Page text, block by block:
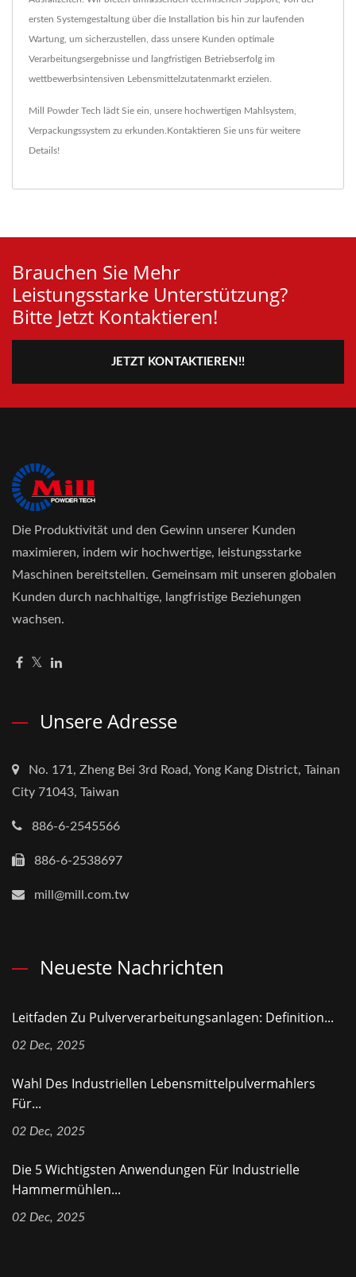
ersten Systemgestaltung über die Installation bis hin zur laufenden
Wartung, um sicherzustellen, dass unsere Kunden optimale
Verarbeitungsergebnisse und langfristigen Betriebserfolg im
wettbewerbsintensiven Lebensmittelzutatenmarkt erzielen.
Mill Powder Tech lädt Sie ein, unsere hochwertigen Mahlsystem
Verpackungssystem zu erkunden. Kontaktieren Sie uns für weitere
Details!
Brauchen Sie Mehr
Leistungsstarke Unterstützung?
Bitte Jetzt Kontaktieren!
JETZT KONTAKTIEREN!!
Die Produktivität und den Gewinn unserer Kunden
maximieren, indem wir hochwertige, leistungsstarke
Maschinen bereitstellen. Gemeinsam mit unseren globalen
Kunden durch nachhaltige, langfristige Beziehungen
wachsen.
Unsere Adresse
No. 171, Zheng Bei 3rd Road, Yong Kang District, Tainan
City 71043, Taiwan
886-6-2545566
886-6-2538697
mill@mill.com.tw
Neueste Nachrichten
Leitfaden Zu Pulververarbeitungsanlagen: Definition...
02 Dec, 2025
Wahl Des Industriellen Lebensmittelpulvermahlers
Für...
02 Dec, 2025
Die 5 Wichtigsten Anwendungen Für Industrielle
Hammermühlen...
02 Dec, 2025